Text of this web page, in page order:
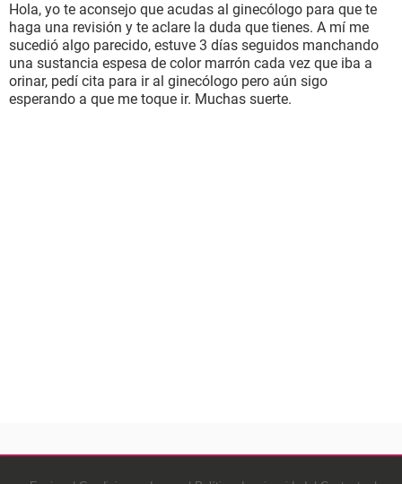
Hola, yo te aconsejo que acudas al ginecólogo para que te
haga una revisión y te aclare la duda que tienes. A mí me
sucedió algo parecido, estuve 3 días seguidos manchando
una sustancia espesa de color marrón cada vez que iba a
orinar, pedí cita para ir al ginecólogo pero aún sigo
esperando a que me toque ir. Muchas suerte.